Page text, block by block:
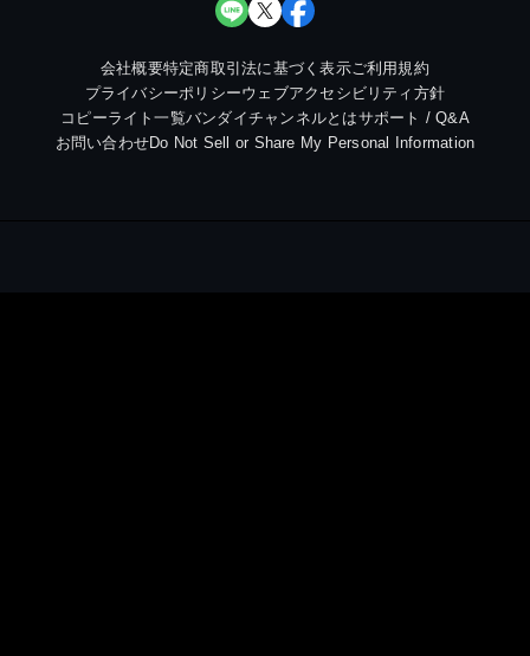
会社概要特定商取引法に基づく表示ご利用規約
プライバシーポリシーウェブアクセシビリティ方針
コピーライト一覧バンダイチャンネルとはサポート / Q&A
お問い合わせDo Not Sell or Share My Personal Information